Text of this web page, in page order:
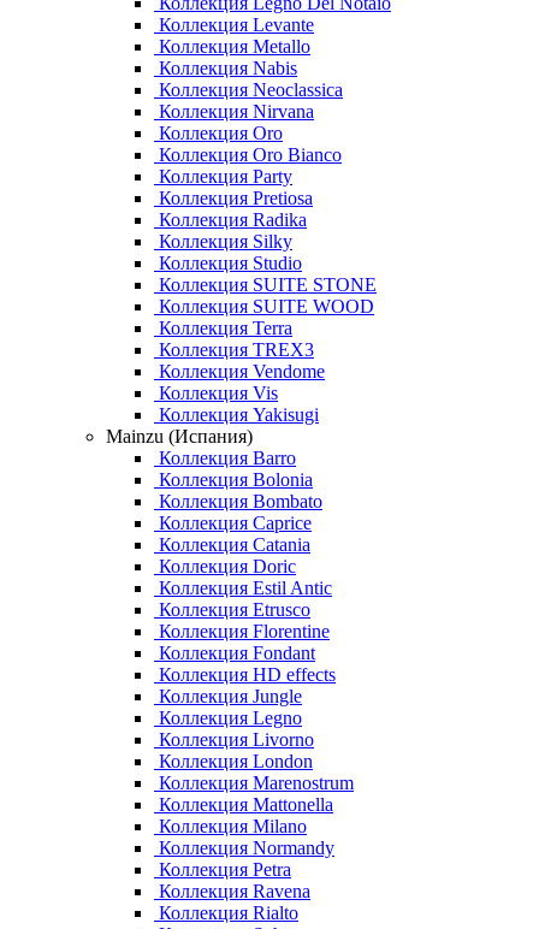
Коллекция Levante
Коллекция Metallo
Коллекция Nabis
Коллекция Neoclassica
Коллекция Nirvana
Коллекция Oro
Коллекция Oro Bianco
Коллекция Party
Коллекция Pretiosa
Коллекция Radika
Коллекция Silky
Коллекция Studio
Коллекция SUITE STONE
Коллекция SUITE WOOD
Коллекция Terra
Коллекция TREX3
Коллекция Vendome
Коллекция Vis
Коллекция Yakisugi
Mainzu (Испания)
Коллекция Barro
Коллекция Bolonia
Коллекция Bombato
Коллекция Caprice
Коллекция Catania
Коллекция Doric
Коллекция Estil Antic
Коллекция Etrusco
Коллекция Florentine
Коллекция Fondant
Коллекция HD effects
Коллекция Jungle
Коллекция Legno
Коллекция Livorno
Коллекция London
Коллекция Marenostrum
Коллекция Mattonella
Коллекция Milano
Коллекция Normandy
Коллекция Petra
Коллекция Ravena
Коллекция Rialto